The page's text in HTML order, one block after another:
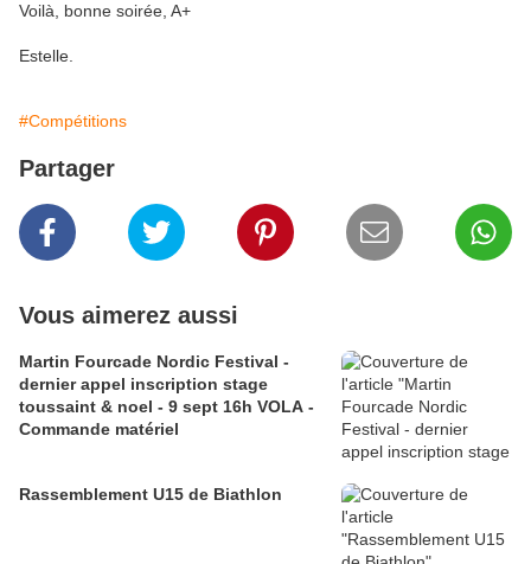
Voilà, bonne soirée, A+
Estelle.
#Compétitions
Partager
Vous aimerez aussi
Martin Fourcade Nordic Festival -
dernier appel inscription stage
toussaint & noel - 9 sept 16h VOLA -
Commande matériel
Rassemblement U15 de Biathlon